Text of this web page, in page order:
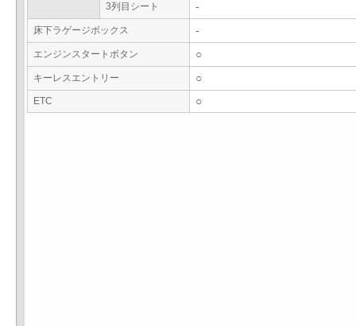
3列目シート -
床下ラゲージボックス -
エンジンスタートボタン ○
キーレスエントリー ○
ETC ○